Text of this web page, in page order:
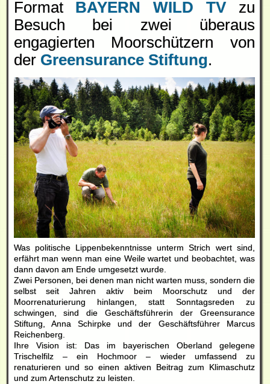
Format BAYERN WILD TV zu
Besuch bei zwei überaus
engagierten Moorschützern von
der Greensurance Stiftung.
Was politische Lippenbekenntnisse unterm Strich wert sind,
erfährt man wenn man eine Weile wartet und beobachtet, was
dann davon am Ende umgesetzt wurde.
Zwei Personen, bei denen man nicht warten muss, sondern die
selbst seit Jahren aktiv beim Moorschutz und der
Moorrenaturierung hinlangen, statt Sonntagsreden zu
schwingen, sind die Geschäftsführerin der Greensurance
Stiftung, Anna Schirpke und der Geschäftsführer Marcus
Reichenberg.
Ihre Vision ist: Das im bayerischen Oberland gelegene
Trischelfilz – ein Hochmoor – wieder umfassend zu
renaturieren und so einen aktiven Beitrag zum Klimaschutz
und zum Artenschutz zu leisten.